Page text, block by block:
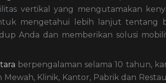
vertikal yang mengutamakan
mengetahui lebih lanjut tentang
Anda dan memberikan solusi
berpengalaman selama 10 tahun,
Klinik, Kantor, Pabrik dan